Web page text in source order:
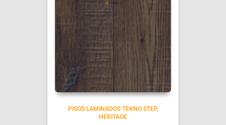
PISOS LAMINADOS TEKNO STEP
HERITAGE